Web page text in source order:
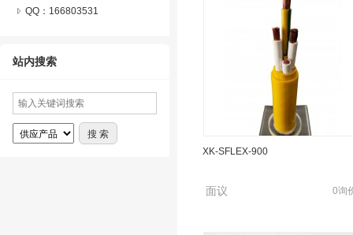
QQ： 166803531
站内搜索
XK-SFLEX-900
面议 0询